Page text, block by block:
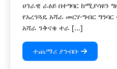
ሀገራዊ ራዕይ በተግባር ከሚያሳዩን
የአረንጓዴ አሻራ መርሃ-ግብር
አሻራ ንቅናቄ ተራ [...]
ተጨማሪ ያንብቡ